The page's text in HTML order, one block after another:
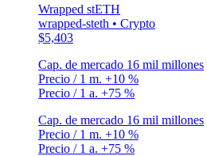
Wrapped stETH
wrapped-steth • Crypto
$5,403
Cap. de mercado 16 mil millones
Precio / 1 m. +10 %
Precio / 1 a. +75 %
Cap. de mercado 16 mil millones
Precio / 1 m. +10 %
Precio / 1 a. +75 %